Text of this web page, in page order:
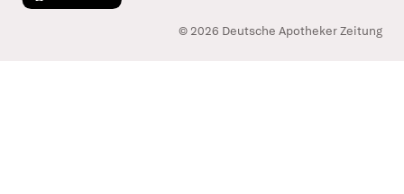
© 2026 Deutsche Apotheker Zeitung